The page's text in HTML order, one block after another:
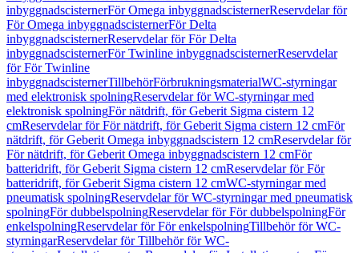
inbyggnadscisternerFör Omega inbyggnadscisternerReservdelar för
För Omega inbyggnadscisternerFör Delta
inbyggnadscisternerReservdelar för För Delta
inbyggnadscisternerFör Twinline inbyggnadscisternerReservdelar
för För Twinline
inbyggnadscisternerTillbehörFörbrukningsmaterialWC-styrningar
med elektronisk spolningReservdelar för WC-styrningar med
elektronisk spolningFör nätdrift, för Geberit Sigma cistern 12
cmReservdelar för För nätdrift, för Geberit Sigma cistern 12 cmFör
nätdrift, för Geberit Omega inbyggnadscistern 12 cmReservdelar för
För nätdrift, för Geberit Omega inbyggnadscistern 12 cmFör
batteridrift, för Geberit Sigma cistern 12 cmReservdelar för För
batteridrift, för Geberit Sigma cistern 12 cmWC-styrningar med
pneumatisk spolningReservdelar för WC-styrningar med pneumatisk
spolningFör dubbelspolningReservdelar för För dubbelspolningFör
enkelspolningReservdelar för För enkelspolningTillbehör för WC-
styrningarReservdelar för Tillbehör för WC-